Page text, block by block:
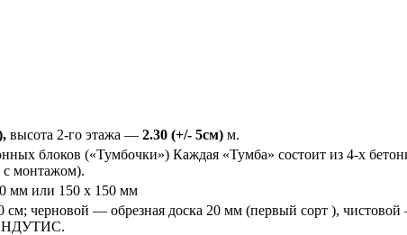
высота 2-го этажа — 2.30 (+/- 5см) м.
блоков («Тумбочки») Каждая «Тумба» состоит из 4-х
с монтажом).
мм или 150 х 150 мм
см; черновой — обрезная доска 20 мм (первый сорт ),